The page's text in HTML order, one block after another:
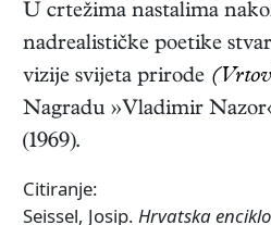
U crtežima nastalima
nadrealističke poetike
vizije svijeta prirode
Nagradu »Vladimir
(1969).
Citiranje:
Seissel, Josip. Hrvatska